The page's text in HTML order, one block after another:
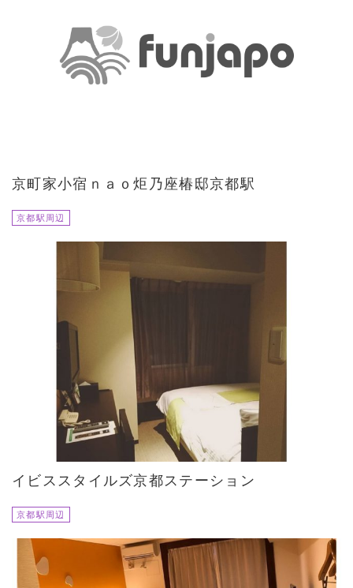
京町家小宿ｎａｏ炬乃座椿邸京都駅
京都駅周辺
イビススタイルズ京都ステーション
京都駅周辺